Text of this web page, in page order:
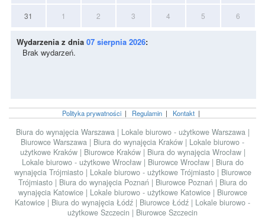
31 1 2 3 4 5 6
Wydarzenia z dnia 07 sierpnia 2026:
Brak wydarzeń.
Polityka prywatności| Regulamin| Kontakt|
Biura do wynajęcia Warszawa | Lokale biurowo - użytkowe Warszawa |
Biurowce Warszawa | Biura do wynajęcia Kraków | Lokale biurowo -
użytkowe Kraków | Biurowce Kraków | Biura do wynajęcia Wrocław |
Lokale biurowo - użytkowe Wrocław | Biurowce Wrocław | Biura do
wynajęcia Trójmiasto | Lokale biurowo - użytkowe Trójmiasto | Biurowce
Trójmiasto | Biura do wynajęcia Poznań | Biurowce Poznań | Biura do
wynajęcia Katowice | Lokale biurowo - użytkowe Katowice | Biurowce
Katowice | Biura do wynajęcia Łódź | Biurowce Łódź | Lokale biurowo -
użytkowe Szczecin | Biurowce Szczecin